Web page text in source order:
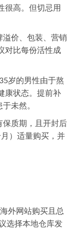
很高。但切忌用
价、包装、营销
对比每份活性成
岁的男性由于熬
康状态。提前补
未然。
质期，且开封后
）适量购买，并
外网站购买且总
选择本地仓库发